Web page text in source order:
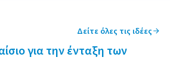
Δείτε όλες τις ιδέες
για την ένταξη των